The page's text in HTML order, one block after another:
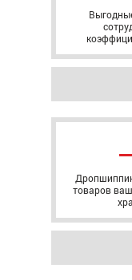
товаров